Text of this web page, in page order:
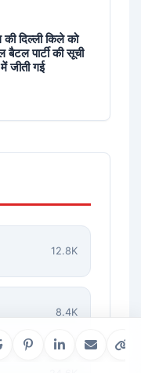
दिल्ली किले को
बैटल पार्टी की सूची
जीती गई
12.8K
8.4K